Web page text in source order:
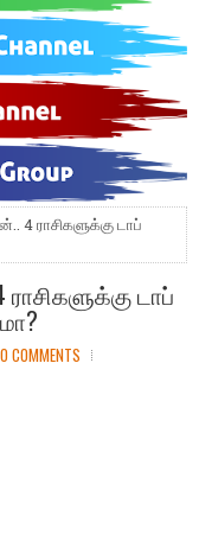
4 ராசிகளுக்கு டாப்
டாப்
COMMENTS